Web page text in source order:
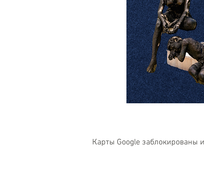
Карты Google заблокированы